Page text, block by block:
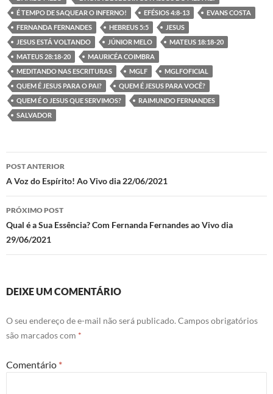
o
o
k
A
p
p
g
er
a
m
É TEMPO DE SAQUEAR O INFERNO!
EFÉSIOS 4:8-13
EVANS COSTA
FERNANDA FERNANDES
HEBREUS 5:5
JESUS
JESUS ESTÁ VOLTANDO
JÚNIOR MELO
MATEUS 18:18-20
MATEUS 28:18-20
MAURICÉA COIMBRA
MEDITANDO NAS ESCRITURAS
MGLF
MGLFOFICIAL
QUEM É JESUS PARA O PAI?
QUEM É JESUS PARA VOCÊ?
QUEM É O JESUS QUE SERVIMOS?
RAIMUNDO FERNANDES
SALVADOR
Navegação
de
posts
POST ANTERIOR
A Voz do Espírito! Ao Vivo dia 22/06/2021
PRÓXIMO POST
Qual é a Sua Essência? Com Fernanda Fernandes ao Vivo dia
29/06/2021
DEIXE UM COMENTÁRIO
O seu endereço de e-mail não será publicado. Campos obrigatórios
são marcados com *
Comentário *